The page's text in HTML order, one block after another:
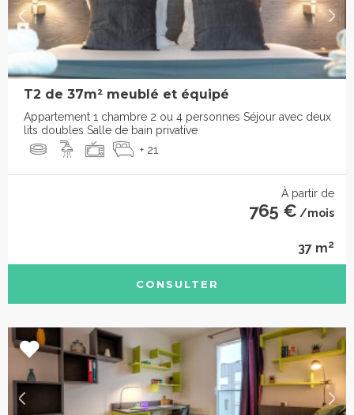
T2 de 37m² meublé et équipé
Appartement 1 chambre 2 ou 4 personnes Séjour avec deux
lits doubles Salle de bain privative
+ 21
À partir de
765 € /mois
37 m2
CONSULTER